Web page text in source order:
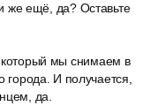
же ещё, да? Оставьте
который мы снимаем в
И получается,
да.